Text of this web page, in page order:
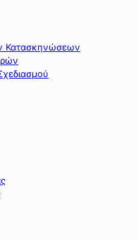
Κατασκηνώσεων